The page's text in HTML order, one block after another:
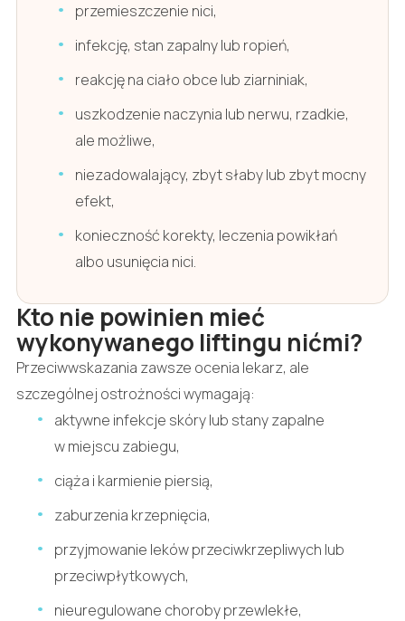
przemieszczenie nici,
infekcję, stan zapalny lub ropień,
reakcję na ciało obce lub ziarniniak,
uszkodzenie naczynia lub nerwu, rzadkie,
ale możliwe,
niezadowalający, zbyt słaby lub zbyt mocny
efekt,
konieczność korekty, leczenia powikłań
albo usunięcia nici.
Kto nie powinien mieć
wykonywanego liftingu nićmi?
Przeciwwskazania zawsze ocenia lekarz, ale
szczególnej ostrożności wymagają:
aktywne infekcje skóry lub stany zapalne
w miejscu zabiegu,
ciąża i karmienie piersią,
zaburzenia krzepnięcia,
przyjmowanie leków przeciwkrzepliwych lub
przeciwpłytkowych,
nieuregulowane choroby przewlekłe,